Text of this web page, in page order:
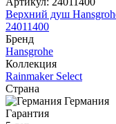
Верхний душ
24011400
Бренд
Hansgrohe
Коллекция
Rainmaker Select
Страна
Германия
Гарантия